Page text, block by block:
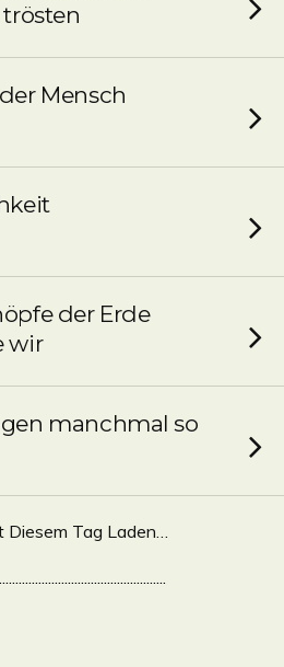
Mensch
der Erde
wir
manchmal so
Diesem Tag Laden…